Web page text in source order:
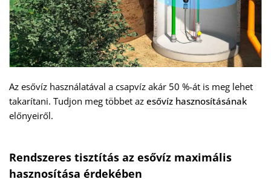
Az esővíz használatával a csapvíz akár 50 %-át is meg lehet
takarítani. Tudjon meg többet az esővíz hasznosításának
előnyeiről.
Rendszeres tisztítás az esővíz maximális
hasznosítása érdekében